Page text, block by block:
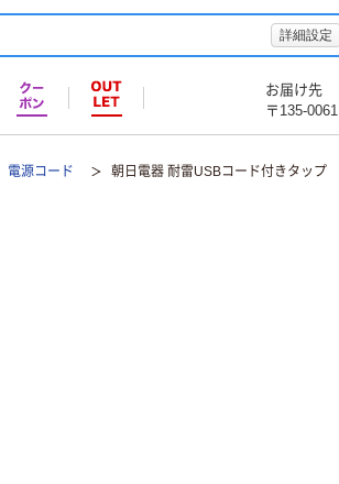
詳細設定
お届け先
〒135-0061
電源コード 朝日電器 耐雷USBコード付きタップ